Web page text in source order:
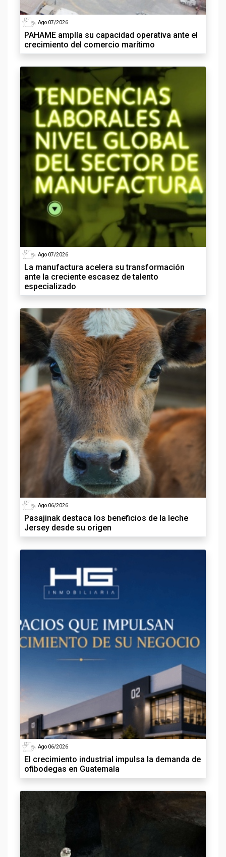
Ago 07/2026
PAHAME amplía su capacidad operativa ante el
crecimiento del comercio marítimo
Ago 07/2026
La manufactura acelera su transformación
ante la creciente escasez de talento
especializado
Ago 06/2026
Pasajinak destaca los beneficios de la leche
Jersey desde su origen
Ago 06/2026
El crecimiento industrial impulsa la demanda de
ofibodegas en Guatemala